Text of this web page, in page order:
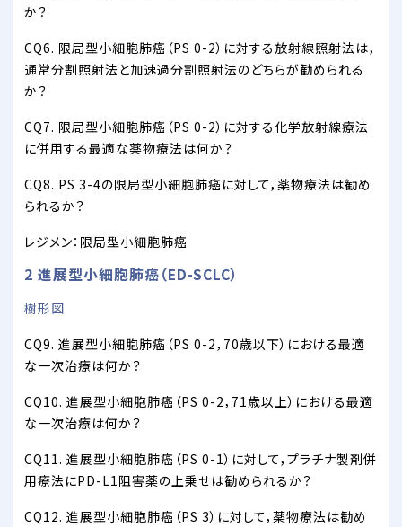
か？
CQ6. 限局型小細胞肺癌（PS 0-2）に対する放射線照射法は，
通常分割照射法と加速過分割照射法のどちらが勧められる
か？
CQ7. 限局型小細胞肺癌（PS 0-2）に対する化学放射線療法
に併用する最適な薬物療法は何か？
CQ8. PS 3-4の限局型小細胞肺癌に対して，薬物療法は勧め
られるか？
レジメン：限局型小細胞肺癌
2 進展型小細胞肺癌（ED-SCLC）
樹形図
CQ9. 進展型小細胞肺癌（PS 0-2，70歳以下）における最適
な一次治療は何か？
CQ10. 進展型小細胞肺癌（PS 0-2，71歳以上）における最適
な一次治療は何か？
CQ11. 進展型小細胞肺癌（PS 0-1）に対して，プラチナ製剤併
用療法にPD-L1阻害薬の上乗せは勧められるか？
CQ12. 進展型小細胞肺癌（PS 3）に対して，薬物療法は勧め